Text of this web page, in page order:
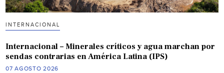
INTERNACIONAL
Internacional – Minerales críticos y agua marchan por
sendas contrarias en América Latina (IPS)
07 AGOSTO 2026